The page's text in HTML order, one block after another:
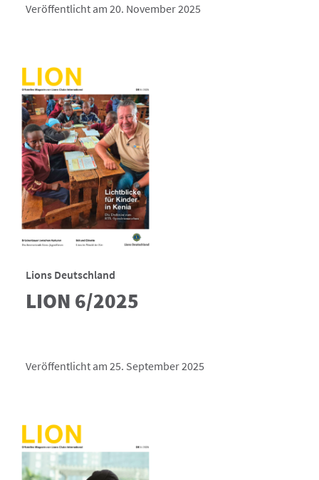
Veröffentlicht am 20. November 2025
Lions Deutschland
LION 6/2025
Veröffentlicht am 25. September 2025